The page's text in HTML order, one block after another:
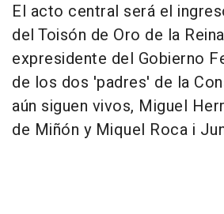
El acto central será el
del Toisón de Oro de la
expresidente del Gobierno
de los dos 'padres' de la
aún siguen vivos, Miguel
de Miñón y Miquel Roca i